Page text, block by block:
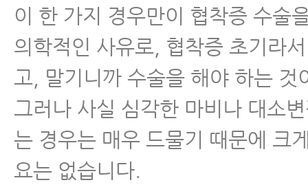
- 허리디스크와 협착증이 같이 있
협착증이 아닐 가능성이 매우 높
- 척추관이 좁아져 협착이 있어도
람이 많은 이유
- 척추협착증 치료 잘하는 곳 고르
- 척추협착증과 근감소증은 매우
이 한 가지 경우만이 협착증 수술
의학적인 사유로, 협착증 초기라
고, 말기니까 수술을 해야 하는 것
그러나 사실 심각한 마비나 대소
는 경우는 매우 드물기 때문에 크
요는 없습니다.